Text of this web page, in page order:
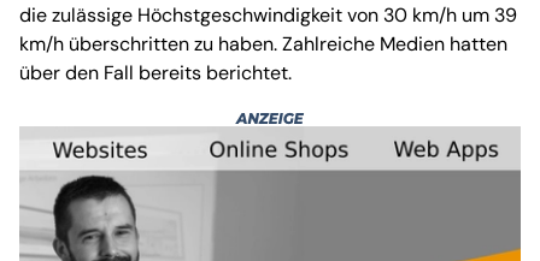
die zulässige Höchstgeschwindigkeit von 30 km/h um 39
km/h überschritten zu haben. Zahlreiche Medien hatten
über den Fall bereits berichtet.